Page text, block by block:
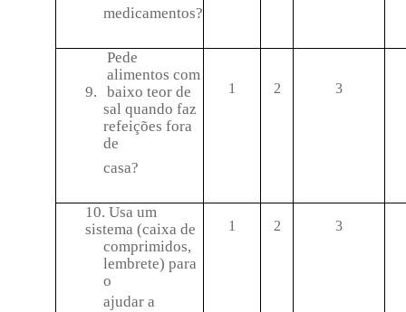
medicamentos?
9.
Pede
alimentos com
baixo teor de
1 2 3
sal quando faz
refeições fora
de
casa?
10. Usa um
sistema (caixa de
1 2 3
comprimidos,
lembrete) para
o
ajudar a